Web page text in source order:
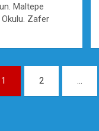
Maltepe
Okulu. Zafer
1 2 …